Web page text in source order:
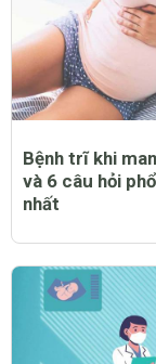
Bệnh trĩ khi
và 6 câu hỏi
nhất